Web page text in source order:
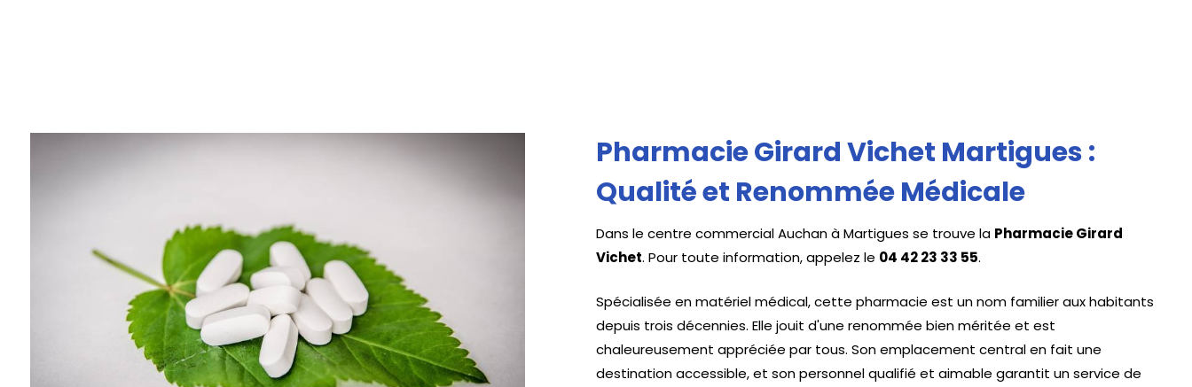
Pharmacie Girard Vichet Martigues :
Qualité et Renommée Médicale
Dans le centre commercial Auchan à Martigues se trouve la Pharmacie Girard
Vichet. Pour toute information, appelez le 04 42 23 33 55.
Spécialisée en matériel médical, cette pharmacie est un nom familier aux habitants
depuis trois décennies. Elle jouit d'une renommée bien méritée et est
chaleureusement appréciée par tous. Son emplacement central en fait une
destination accessible, et son personnel qualifié et aimable garantit un service de